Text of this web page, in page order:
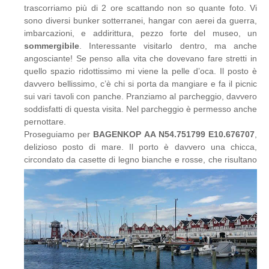
trascorriamo più di 2 ore scattando non so quante foto. Vi
sono diversi bunker sotterranei, hangar con aerei da guerra,
imbarcazioni, e addirittura, pezzo forte del museo, un
sommergibile . Interessante visitarlo dentro, ma anche
angosciante! Se penso alla vita che dovevano fare stretti in
quello spazio ridottissimo mi viene la pelle d’oca. Il posto è
davvero bellissimo, c’è chi si porta da mangiare e fa il picnic
sui vari tavoli con panche. Pranziamo al parcheggio, davvero
soddisfatti di questa visita. Nel parcheggio è permesso anche
pernottare.
Proseguiamo per BAGENKOP AA N54.751799 E10.676707
delizioso posto di mare. Il porto è davvero una chicca,
circondato da casette di legno bianche e rosse, che risultano